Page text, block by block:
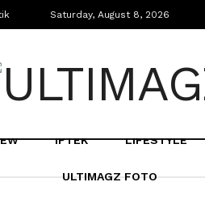
Saturday, August 8, 2026
IPTEK LIFESTYLE
ULTIMAGZ FOTO